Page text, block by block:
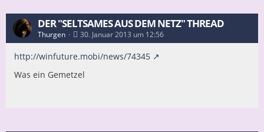
DER "SELTSAMES AUS DEM NETZ" THREAD
Thurgen 30. Januar 2013 um 12:56
http://winfuture.mobi/news/74345
Was ein Gemetzel